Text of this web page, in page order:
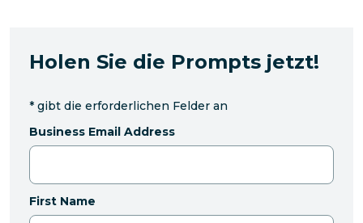
Holen Sie die Prompts jetzt!
* gibt die erforderlichen Felder an
Business Email Address
First Name